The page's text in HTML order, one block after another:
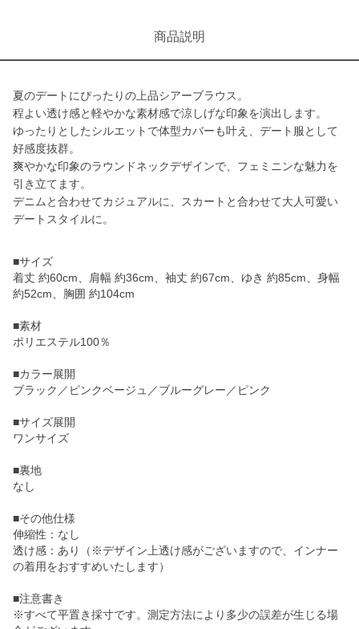
商品説明
夏のデートにぴったりの上品シアーブラウス。
程よい透け感と軽やかな素材感で涼しげな印象を演出します。
ゆったりとしたシルエットで体型カバーも叶え、デート服として
好感度抜群。
爽やかな印象のラウンドネックデザインで、フェミニンな魅力を
引き立てます。
デニムと合わせてカジュアルに、スカートと合わせて大人可愛い
デートスタイルに。
■サイズ
着丈 約60cm、肩幅 約36cm、袖丈 約67cm、ゆき 約85cm、身幅
約52cm、胸囲 約104cm
■素材
ポリエステル100％
■カラー展開
ブラック／ピンクベージュ／ブルーグレー／ピンク
■サイズ展開
ワンサイズ
■裏地
なし
■その他仕様
伸縮性：なし
透け感：あり（※デザイン上透け感がございますので、インナー
の着用をおすすめいたします）
■注意書き
※すべて平置き採寸です。測定方法により多少の誤差が生じる場